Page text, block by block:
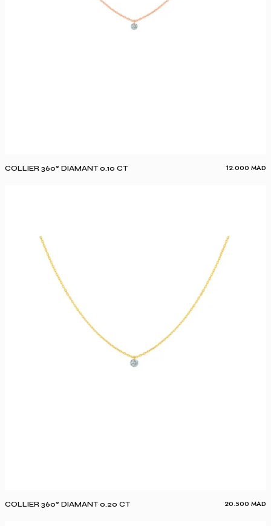
COLLIER 360° DIAMANT 0.10 CT 12.000 MAD
COLLIER 360° DIAMANT 0.20 CT 20.500 MAD